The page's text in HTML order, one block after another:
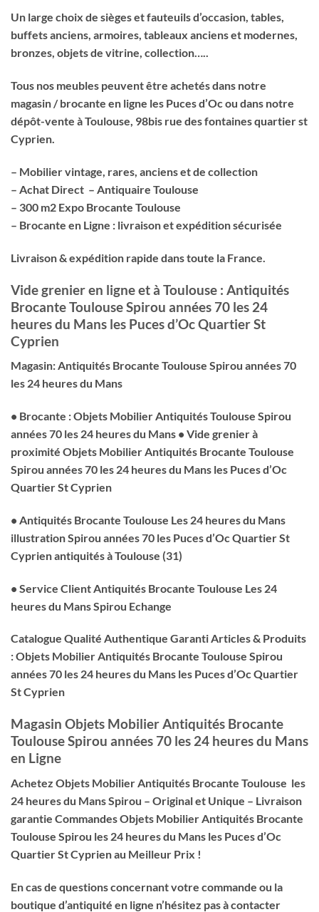
Un large choix de sièges et fauteuils d’occasion, tables,
buffets anciens, armoires, tableaux anciens et modernes,
bronzes, objets de vitrine, collection…..
Tous nos meubles peuvent être achetés dans notre
magasin / brocante en ligne les Puces d’Oc ou dans notre
dépôt-vente à Toulouse, 98bis rue des fontaines quartier st
Cyprien.
– Mobilier vintage, rares, anciens et de collection
– Achat Direct – Antiquaire Toulouse
– 300 m2 Expo Brocante Toulouse
– Brocante en Ligne : livraison et expédition sécurisée
Livraison & expédition rapide dans toute la France.
Vide grenier en ligne et à Toulouse : Antiquités
Brocante Toulouse Spirou années 70 les 24
heures du Mans les Puces d’Oc Quartier St
Cyprien
Magasin: Antiquités Brocante Toulouse Spirou années 70
les 24 heures du Mans
• Brocante : Objets Mobilier Antiquités Toulouse Spirou
années 70 les 24 heures du Mans • Vide grenier à
proximité Objets Mobilier Antiquités Brocante Toulouse
Spirou années 70 les 24 heures du Mans les Puces d’Oc
Quartier St Cyprien
• Antiquités Brocante Toulouse Les 24 heures du Mans
illustration Spirou années 70 les Puces d’Oc Quartier St
Cyprien antiquités à Toulouse (31)
• Service Client Antiquités Brocante Toulouse Les 24
heures du Mans Spirou Echange
Catalogue Qualité Authentique Garanti Articles & Produits
: Objets Mobilier Antiquités Brocante Toulouse Spirou
années 70 les 24 heures du Mans les Puces d’Oc Quartier
St Cyprien
Magasin Objets Mobilier Antiquités Brocante
Toulouse Spirou années 70 les 24 heures du Mans
en Ligne
Achetez Objets Mobilier Antiquités Brocante Toulouse les
24 heures du Mans Spirou – Original et Unique – Livraison
garantie Commandes Objets Mobilier Antiquités Brocante
Toulouse Spirou les 24 heures du Mans les Puces d’Oc
Quartier St Cyprien au Meilleur Prix !
En cas de questions concernant votre commande ou la
boutique d’antiquité en ligne n’hésitez pas à contacter